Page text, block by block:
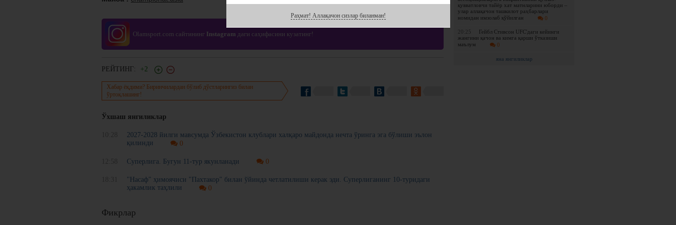
қувватловчи тайёр хат матнларини юборди –
улар аллақачон ташкилот раҳбарлари
номидан имзолаб қўйилган
0
20:25
Гейбл Стивсон UFC'даги кейинги
жангини қачон ва кимга қарши ўтказиши
маълум
0
яна янгиликлар
Olamsport.com сайтининг Instagram даги саҳифасини кузатинг!
РЕЙТИНГ: +2
Хабар ёқдими? Биринчилардан бўлиб дўстларингиз билан
ўртоқлашинг!
Ўхшаш янгиликлар
2027-2028 йилги мавсумда Ўзбекистон клублари халқаро майдонда нечта ўринга эга бўлиши эълон
қилинди
0
Суперлига. Бугун 11-тур якунланади 0
"Насаф" ҳимоячиси "Пахтакор" билан ўйинда четлатилиши керак эди. Суперлиганинг 10-туридаги
ҳакамлик таҳлили
0
Фикрлар
Раҳмат! Аллақачон сизлар биланман!